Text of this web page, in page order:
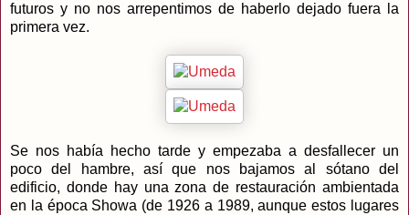
futuros y no nos arrepentimos de haberlo dejado fuera la
primera vez.
Se nos había hecho tarde y empezaba a desfallecer un
poco del hambre, así que nos bajamos al sótano del
edificio, donde hay una zona de restauración ambientada
en la época Showa (de 1926 a 1989, aunque estos lugares